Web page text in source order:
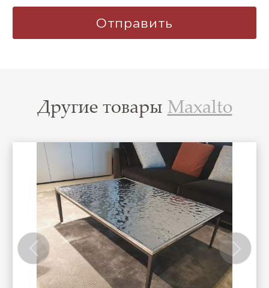
Другие товары Maxalto